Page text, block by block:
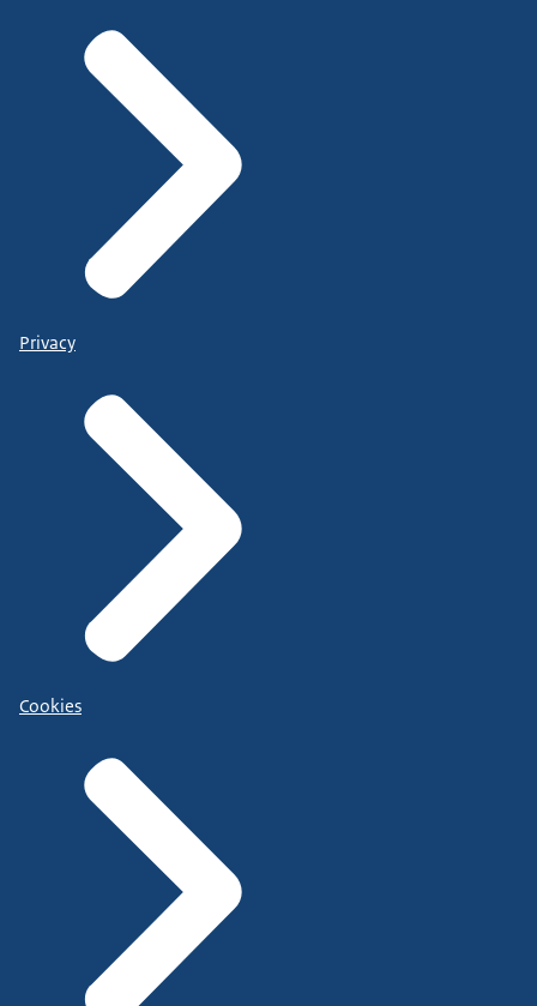
Privacy
Cookies